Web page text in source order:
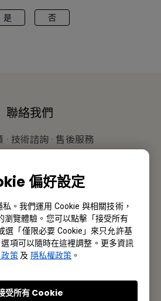
偏好設定
。我們運用 Cookie 與相關技術，
瀏覽體驗。您可以點擊「接受所有
選「僅限必要 Cookie」來只允許基
項可以隨時在這裡調整。更多資訊
策及 隱私權政策 。
受所有 Cookie
是 否
聯絡我們
· 技術諮詢 · 售後服務
聯絡我們
訂閱電子報
/科技趨勢/研討會/新品等消息
訂閱電子報